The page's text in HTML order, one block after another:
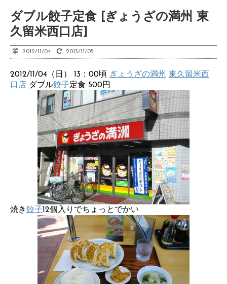
ダブル餃子定食 [ぎょうざの満州 東
久留米西口店]
2012/11/04 2013/11/05
2012/11/04（日） 13：00頃 ぎょうざの満州 東久留米西
口店 ダブル餃子定食 500円
焼き餃子12個入りでちょっとでかい